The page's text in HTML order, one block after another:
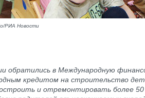
РИА Новости
обратились в Международную
кредитом на строительство
и отремонтировать более 50